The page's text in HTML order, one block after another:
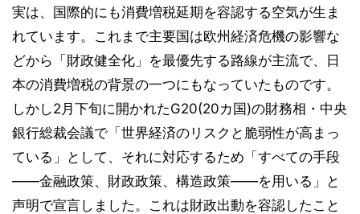
実は、国際的にも消費増税延期を容認する空気が生ま
れています。これまで主要国は欧州経済危機の影響な
どから「財政健全化」を最優先する路線が主流で、日
本の消費増税の背景の一つにもなっていたものです。
しかし2月下旬に開かれたG20(20カ国)の財務相・中央
銀行総裁会議で「世界経済のリスクと脆弱性が高まっ
ている」として、それに対応するため「すべての手段
――金融政策、財政政策、構造政策――を用いる」と
声明で宣言しました。これは財政出動を容認したこと